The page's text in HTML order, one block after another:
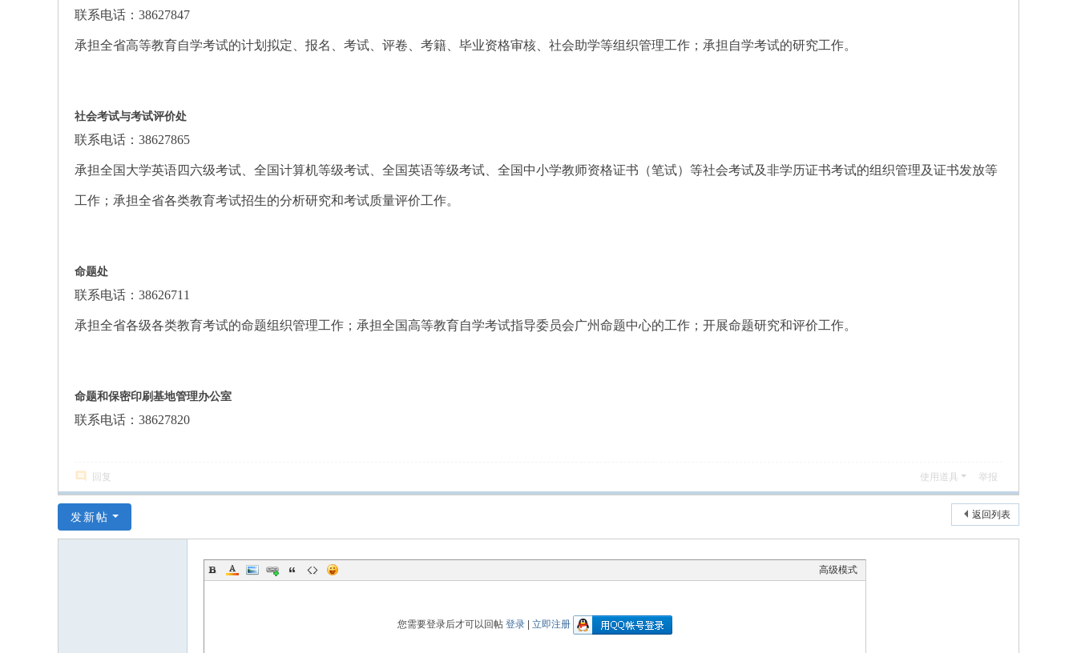
联系电话：38627847
承担全省高等教育自学考试的计划拟定、报名、考试、评卷、考籍、毕业资格审核、社会助学等组织管理工作；承担自学考试的研究工作。
社会考试与考试评价处
联系电话：38627865
承担全国大学英语四六级考试、全国计算机等级考试、全国英语等级考试、全国中小学教师资格证书（笔试）等社会考试及非学历证书考试的组织管理及证书发放等
工作；承担全省各类教育考试招生的分析研究和考试质量评价工作。
命题处
联系电话：38626711
承担全省各级各类教育考试的命题组织管理工作；承担全国高等教育自学考试指导委员会广州命题中心的工作；开展命题研究和评价工作。
命题和保密印刷基地管理办公室
联系电话：38627820
回复 使用道具 举报
返回列表
发新帖
高级模式
您需要登录后才可以回帖 登录 立即注册